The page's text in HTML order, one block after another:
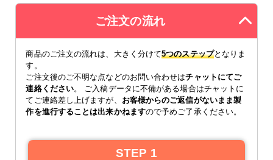
ご注文の流れ
商品のご注文の流れは、大きく分けて5つのステップとなりま
す。
ご注文後のご不明な点などのお問い合わせはチャットにてご
連絡ください。 ご入稿データに不備がある場合はチャットに
てご連絡差し上げますが、 お客様からのご返信がないまま製
作を進行することは出来かねますので予めご了承ください。
STEP 1